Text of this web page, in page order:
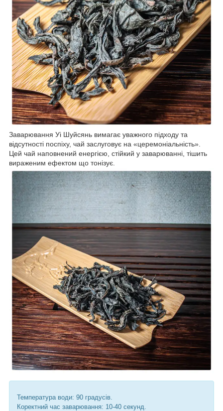
Заварювання Уі Шуйсянь вимагає уважного підходу та
відсутності поспіху, чай заслуговує на «церемоніальність».
Цей чай наповнений енергією, стійкий у заварюванні, тішить
вираженим ефектом що тонізує.
Температура води: 90 градусів.
Коректний час заварювання: 10-40 секунд.